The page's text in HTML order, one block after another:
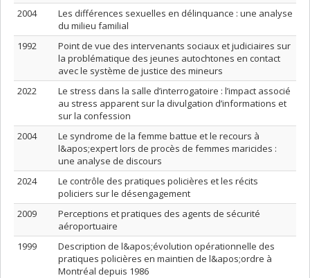
2004
Les différences sexuelles en délinquance : une analyse
du milieu familial
1992
Point de vue des intervenants sociaux et judiciaires sur
la problématique des jeunes autochtones en contact
avec le système de justice des mineurs
2022
Le stress dans la salle d’interrogatoire : l’impact associé
au stress apparent sur la divulgation d’informations et
sur la confession
2004
Le syndrome de la femme battue et le recours à
l&apos;expert lors de procès de femmes maricides :
une analyse de discours
2024
Le contrôle des pratiques policières et les récits
policiers sur le désengagement
2009
Perceptions et pratiques des agents de sécurité
aéroportuaire
1999
Description de l&apos;évolution opérationnelle des
pratiques policières en maintien de l&apos;ordre à
Montréal depuis 1986